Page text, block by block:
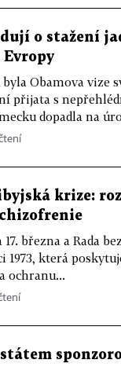
o stažení
Evropy
Obamova vize
přijata s
dopadla na
krize:
března a Rada
1973, která
ochranu...